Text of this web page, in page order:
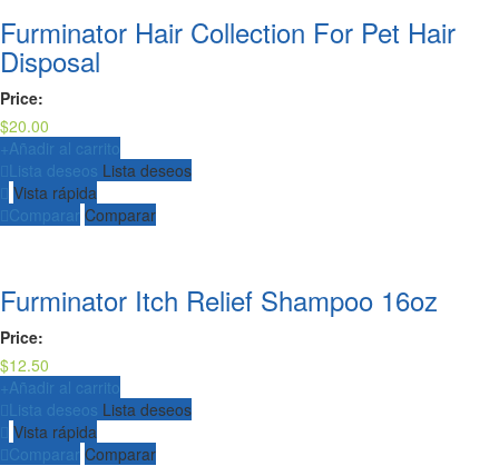
Furminator Hair Collection For Pet Hair
Disposal
Price:
$20.00
+ Añadir al carrito
Lista deseos Lista deseos
Vista rápida
Comparar Comparar
Furminator Itch Relief Shampoo 16oz
Price:
$12.50
+ Añadir al carrito
Lista deseos Lista deseos
Vista rápida
Comparar Comparar